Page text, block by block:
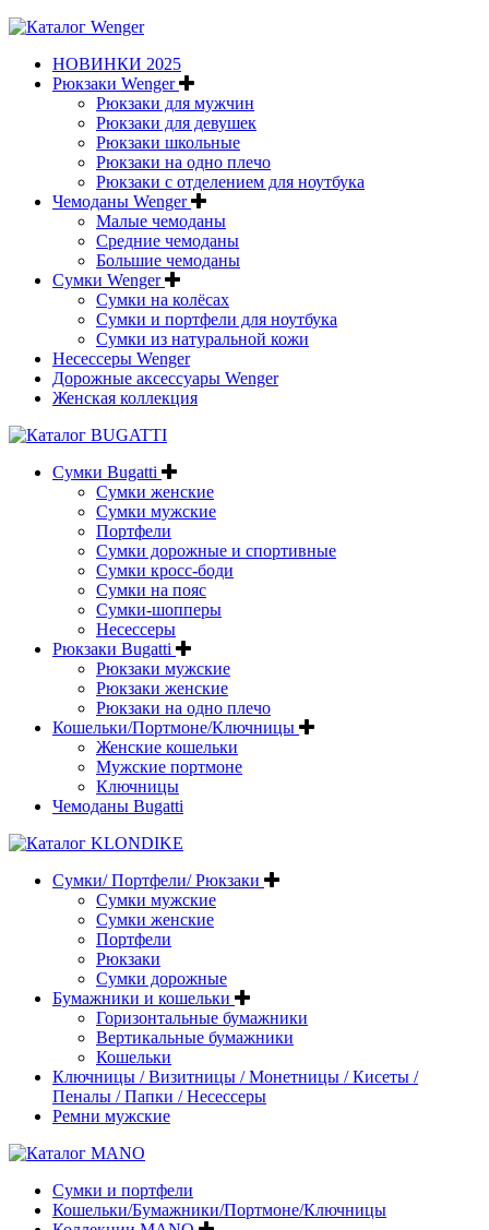
НОВИНКИ 2025
Рюкзаки Wenger
Рюкзаки для мужчин
Рюкзаки для девушек
Рюкзаки школьные
Рюкзаки на одно плечо
Рюкзаки с отделением для ноутбука
Чемоданы Wenger
Малые чемоданы
Средние чемоданы
Большие чемоданы
Сумки Wenger
Сумки на колёсах
Сумки и портфели для ноутбука
Сумки из натуральной кожи
Несессеры Wenger
Дорожные аксессуары Wenger
Женская коллекция
Сумки Bugatti
Сумки женские
Сумки мужские
Портфели
Сумки дорожные и спортивные
Сумки кросс-боди
Сумки на пояс
Сумки-шопперы
Несессеры
Рюкзаки Bugatti
Рюкзаки мужские
Рюкзаки женские
Рюкзаки на одно плечо
Кошельки/Портмоне/Ключницы
Женские кошельки
Мужские портмоне
Ключницы
Чемоданы Bugatti
Сумки/ Портфели/ Рюкзаки
Сумки мужские
Сумки женские
Портфели
Рюкзаки
Сумки дорожные
Бумажники и кошельки
Горизонтальные бумажники
Вертикальные бумажники
Кошельки
Ключницы / Визитницы / Монетницы / Кисеты /
Пеналы / Папки / Несессеры
Ремни мужские
Сумки и портфели
Кошельки/Бумажники/Портмоне/Ключницы